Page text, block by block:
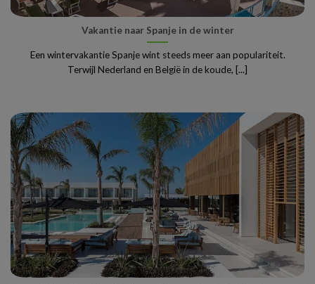
Vakantie naar Spanje in de winter
Een wintervakantie Spanje wint steeds meer aan populariteit.
Terwijl Nederland en België in de koude, [...]